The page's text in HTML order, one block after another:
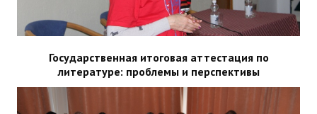
Государственная итоговая аттестация по
литературе: проблемы и перспективы